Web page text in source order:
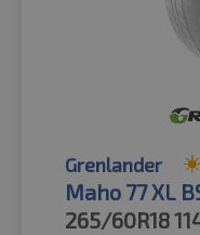
Grenlander
Maho 77 XL
265/60R18